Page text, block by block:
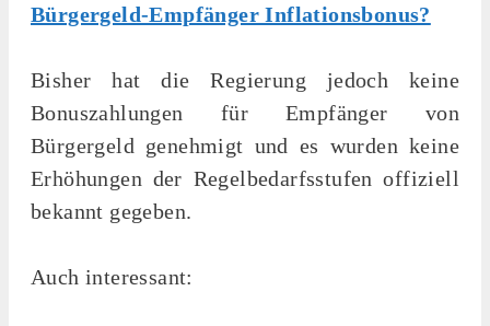
Bürgergeld-Empfänger Inflationsbonus?
Bisher hat die Regierung jedoch keine
Bonuszahlungen für Empfänger von
Bürgergeld genehmigt und es wurden keine
Erhöhungen der Regelbedarfsstufen offiziell
bekannt gegeben.
Auch interessant: